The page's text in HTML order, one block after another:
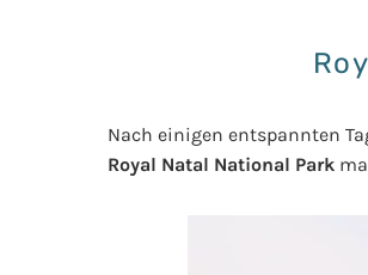
Nach einigen entspannten
Royal Natal National Park